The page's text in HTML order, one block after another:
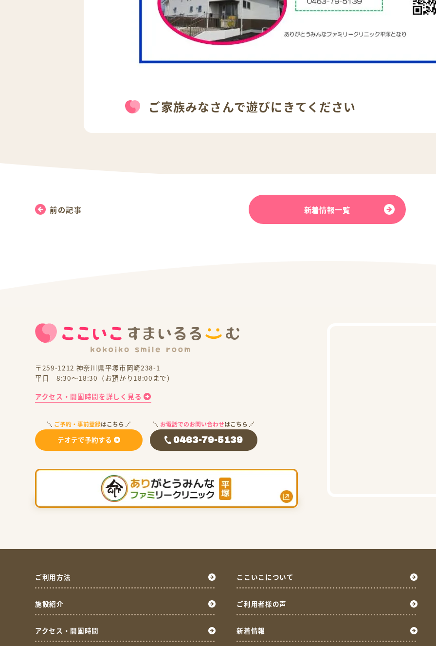
ご家族みなさんで遊びにきてください
前の記事 新着情報一覧
〒259-1212 神奈川県平塚市岡崎238-1
平日 8:30～18:30（お預かり18:00まで）
アクセス・開園時間を詳しく見る
ご予約・事前登録はこちら
テオテで予約する
お電話でのお問い合わせはこちら
0463-79-5139
ご利用方法 ここいこについて
施設紹介 ご利用者様の声
アクセス・開園時間 新着情報